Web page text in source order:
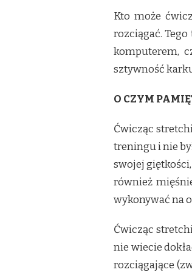
Kto może
rozciągać.
komputerem,
sztywność
O CZYM
Ćwicząc
treningu i nie
swojej
również
wykonywać na
Ćwicząc
nie wiecie
rozciągające